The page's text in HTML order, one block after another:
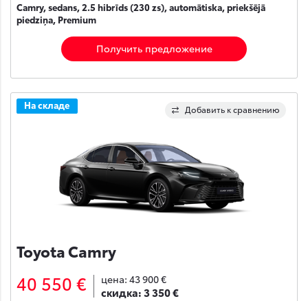
Camry, sedans, 2.5 hibrīds (230 zs), automātiska, priekšējā
piedziņa, Premium
Получить предложение
Добавить к сравнению
На складе
Toyota Camry
40 550 € цена: 43 900 €
скидка:3 350 €